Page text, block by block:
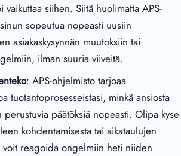
vaikuttaa siihen. Siitä huolimatta APS-
sopeutua nopeasti uusiin
asiakaskysynnän muutoksiin tai
ilman suuria viiveitä.
: APS-ohjelmisto tarjoaa
tuotantoprosesseistasi, minkä ansiosta
päätöksiä nopeasti. Olipa kyse
kohdentamisesta tai aikataulujen
voit reagoida ongelmiin heti niiden